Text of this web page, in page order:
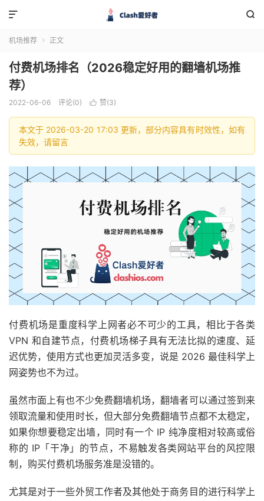


机场推荐  正文
付费机场排名（2026稳定好用的翻墙机场推
荐）
2022-06-06 评论(0)  赞(3)
本文于 2026-03-20 17:03 更新，部分内容具有时效性，如有
失效，请留言
付费机场是重度科学上网者必不可少的工具，相比于各类
VPN 和自建节点，付费机场梯子具有无法比拟的速度、延
迟优势，使用方式也更加灵活多变，说是 2026 最佳科学上
网姿势也不为过。
虽然市面上有也不少免费翻墙机场，翻墙者可以通过签到来
领取流量和使用时长，但大部分免费翻墙节点都不太稳定，
如果你想要稳定出墙，同时有一个 IP 纯净度相对较高或俗
称的 IP「干净」的节点，不易触发各类网站平台的风控限
制，购买付费机场服务准是没错的。
尤其是对于一些外贸工作者及其他处于商务目的进行科学上